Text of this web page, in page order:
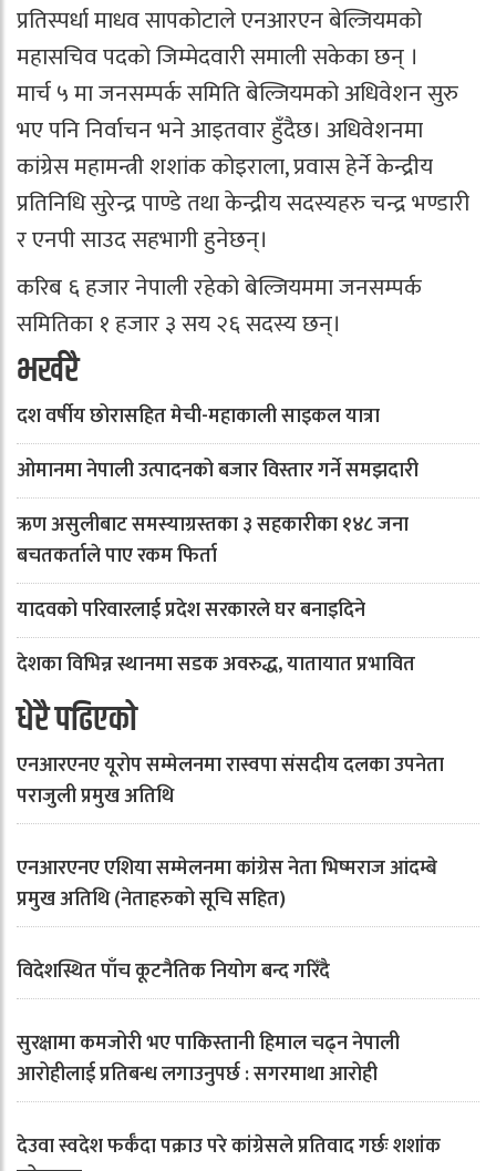
प्रतिस्पर्धा माधव सापकोटाले एनआरएन बेल्जियमको
महासचिव पदको जिम्मेदवारी समाली सकेका छन् ।
मार्च ५ मा जनसम्पर्क समिति बेल्जियमको अधिवेशन सुरु
भए पनि निर्वाचन भने आइतवार हुँदैछ। अधिवेशनमा
कांग्रेस महामन्त्री शशांक कोइराला, प्रवास हेर्ने केन्द्रीय
प्रतिनिधि सुरेन्द्र पाण्डे तथा केन्द्रीय सदस्यहरु चन्द्र भण्डारी
र एनपी साउद सहभागी हुनेछन्।
करिब ६ हजार नेपाली रहेको बेल्जियममा जनसम्पर्क
समितिका १ हजार ३ सय २६ सदस्य छन्।
भर्खरै
दश वर्षीय छोरासहित मेची-महाकाली साइकल यात्रा
ओमानमा नेपाली उत्पादनको बजार विस्तार गर्ने समझदारी
ऋण असुलीबाट समस्याग्रस्तका ३ सहकारीका १४८ जना
बचतकर्ताले पाए रकम फिर्ता
यादवको परिवारलाई प्रदेश सरकारले घर बनाइदिने
देशका विभिन्न स्थानमा सडक अवरुद्ध, यातायात प्रभावित
धेरै पढिएको
एनआरएनए यूरोप सम्मेलनमा रास्वपा संसदीय दलका उपनेता
पराजुली प्रमुख अतिथि
एनआरएनए एशिया सम्मेलनमा कांग्रेस नेता भिष्मराज आंदम्बे
प्रमुख अतिथि (नेताहरुको सूचि सहित)
विदेशस्थित पाँच कूटनैतिक नियोग बन्द गरिँदै
सुरक्षामा कमजोरी भए पाकिस्तानी हिमाल चढ्न नेपाली
आरोहीलाई प्रतिबन्ध लगाउनुपर्छ : सगरमाथा आरोही
देउवा स्वदेश फर्कँदा पक्राउ परे कांग्रेसले प्रतिवाद गर्छः शशांक